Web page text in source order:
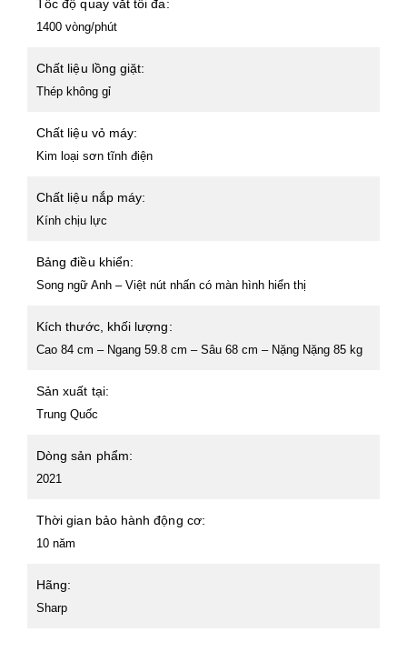
Tốc độ quay vắt tối đa:
1400 vòng/phút
Chất liệu lồng giặt:
Thép không gỉ
Chất liệu vỏ máy:
Kim loại sơn tĩnh điện
Chất liệu nắp máy:
Kính chịu lực
Bảng điều khiển:
Song ngữ Anh – Việt nút nhấn có màn hình hiển thị
Kích thước, khối lượng:
Cao 84 cm – Ngang 59.8 cm – Sâu 68 cm – Nặng Nặng 85 kg
Sản xuất tại:
Trung Quốc
Dòng sản phẩm:
2021
Thời gian bảo hành động cơ:
10 năm
Hãng:
Sharp